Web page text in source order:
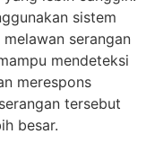
sistem
serangan
mendeteksi
merespons
tersebut
besar.